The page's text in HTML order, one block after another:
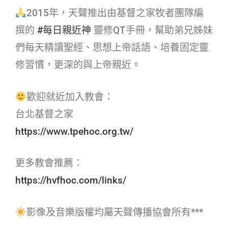
2015年，天聲推出由基督之家牧者團隊編
撰的 #每日親近神​ 靈修QT手冊，幫助弟兄姊妹
們每天精讀聖經、思想上帝話語、培養固定靈
修習慣，更深的與上帝親近。
歡迎就近加入教會：
台北基督之家
https://www.tpehoc.org.tw/
更多教會推薦：
https://hvfhoc.com/links/
影像及音樂版權均屬天聲傳播協會所有***